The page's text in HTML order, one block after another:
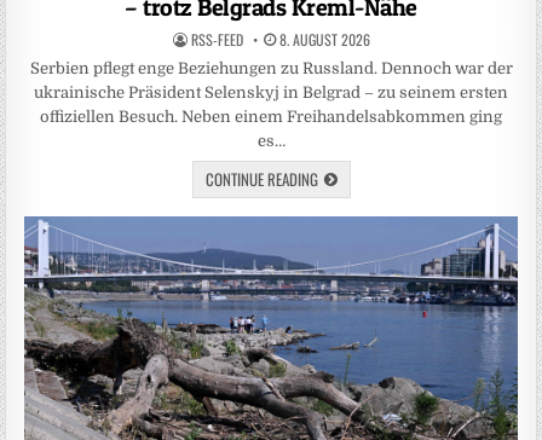
– trotz Belgrads Kreml-Nähe
RSS-FEED 8. AUGUST 2026
Serbien pflegt enge Beziehungen zu Russland. Dennoch war der
ukrainische Präsident Selenskyj in Belgrad – zu seinem ersten
offiziellen Besuch. Neben einem Freihandelsabkommen ging
es…
CONTINUE READING